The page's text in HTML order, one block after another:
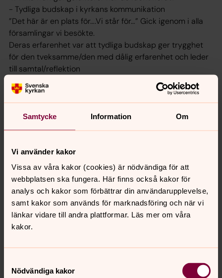
Samtycke Information Om
Vi använder kakor
Vissa av våra kakor (cookies) är nödvändiga för att
webbplatsen ska fungera. Här finns också kakor för
analys och kakor som förbättrar din användarupplevelse,
samt kakor som används för marknadsföring och när vi
länkar vidare till andra plattformar. Läs mer om våra
kakor.
Nödvändiga kakor
- Tydliga budskap i kyrkans kommunikation
”Det här är en plats för….Vi står för…” Gick igenom i alla
församlingar vi besökte.
Deras erfarenhet var att tydliga budskap ger trygghet
för den tveksamme/den med dålig erfarenhet och leder
till samtal/reflektion
- Använd den befintliga strukturen
Vi stötte på få exempel på ”särskild verksamhet” för en
verkar man arbeta för att medvetandegöra och
inkludera i den befintliga strukturen i församlingslivet.
utgångspunkt för samtal/verksamheter. ”Särskilda”
grupper eller gudstjänster kan vara viktiga ibland, men
fokus är inkludering i ord, handling och budskap i ”det
vanliga”.
- Gör det teologiska jobbet!
Det verkar produceras mycket teologi kring inkludering i
grundligt teologiskt motiverad.
teologi och skapa teologi.